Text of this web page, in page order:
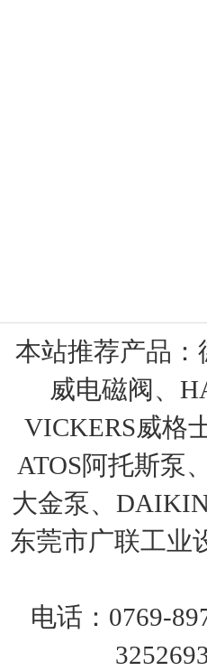
本站推荐产品：
威电磁阀、
VICKERS威格
ATOS阿托斯泵
大金泵、
东莞市广联工业
电话：0769-